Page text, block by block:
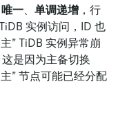
唯一、 单调递增 ，行
实例访问，ID 也
” TiDB 实例异常崩
是因为主备切换
” 节点可能已经分配